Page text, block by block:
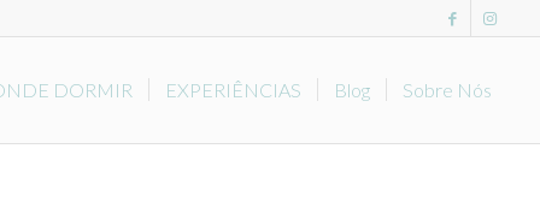
DORMIR EXPERIÊNCIAS Blog Sobre Nós